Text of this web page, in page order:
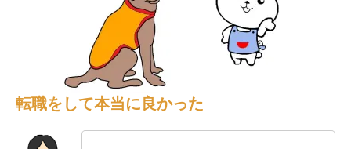
転職をして本当に良かった